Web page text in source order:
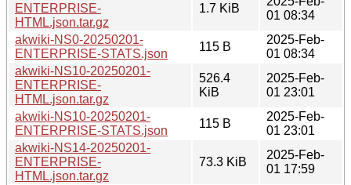
ENTERPRISE-
HTML.json.tar.gz
1.7 KiB
01 08:34
akwiki-NS0-20250201-
ENTERPRISE-STATS.json
115 B
2025-Feb-
01 08:34
akwiki-NS10-20250201-
ENTERPRISE-
HTML.json.tar.gz
526.4
KiB
2025-Feb-
01 23:01
akwiki-NS10-20250201-
ENTERPRISE-STATS.json
115 B
2025-Feb-
01 23:01
akwiki-NS14-20250201-
ENTERPRISE-
HTML.json.tar.gz
73.3 KiB
2025-Feb-
01 17:59